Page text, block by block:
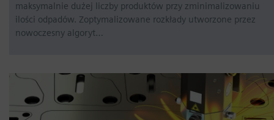
maksymalnie dużej liczby produktów przy zminimalizowaniu
ilości odpadów. Zoptymalizowane rozkłady utworzone przez
nowoczesny algoryt…